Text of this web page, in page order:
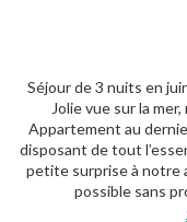
Séjour de 3 nuits en
Jolie vue sur la
Appartement au
disposant de tout
petite surprise à notre
possible sans